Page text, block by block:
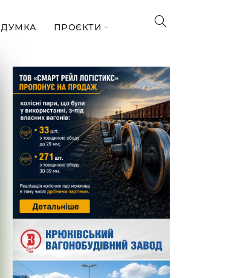
ДУМКА ПРОЄКТИ